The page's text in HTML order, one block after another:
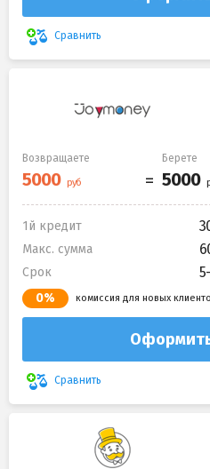
Сравнить
Возвращаете Берете
1й кредит
Макс. сумма
Срок
0% комиссия для новых
Сравнить